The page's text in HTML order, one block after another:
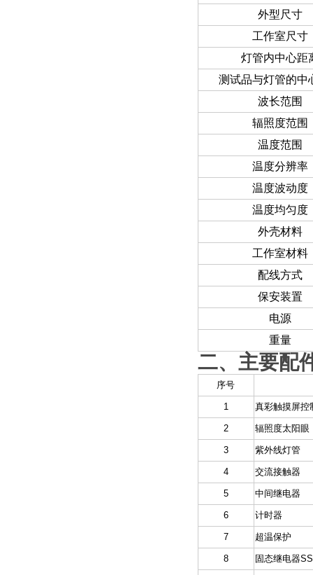
外型尺寸
工作室尺寸
灯管内中心距
测试品与灯管的中
波长范围
辐照度范围
温度范围
温度分辨率
温度波动度
温度均匀度
外壳材料
工作室材料
配线方式
保安装置
电源
重量
二、 主要配
序号
1 真彩触摸屏控
2 辐照度太阳眼
3 紫外线灯管
4 交流接触器
5 中间继电器
6 计时器
7 超温保护
8 固态继电器